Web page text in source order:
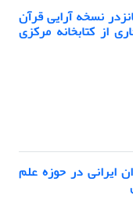
نسخه آرایی قرآن
از کتابخانه مرکزی
ایرانی در حوزه علم